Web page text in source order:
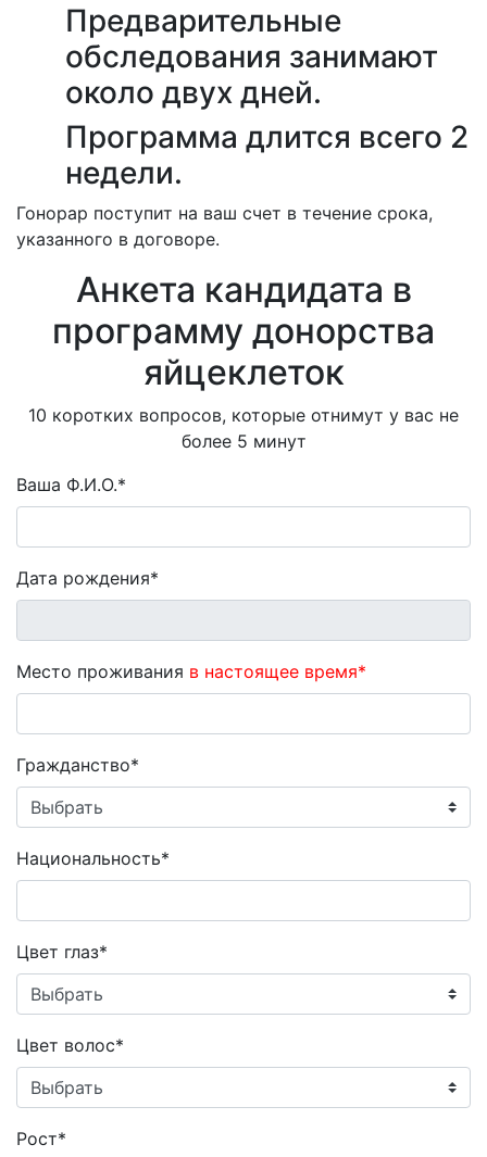
Предварительные
обследования занимают
около двух дней.
Программа длится всего 2
недели.
Гонорар поступит на ваш счет в течение срока,
указанного в договоре.
Анкета кандидата в
программу донорства
яйцеклеток
10 коротких вопросов, которые отнимут у вас не
более 5 минут
Ваша Ф.И.О.*
Дата рождения*
Место проживания в настоящее время*
Гражданство*
Национальность*
Цвет глаз*
Цвет волос*
Рост*